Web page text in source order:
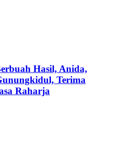
Hasil, Anida,
Terima
Raharja